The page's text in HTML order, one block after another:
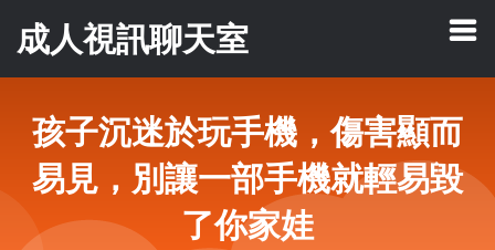
成人視訊聊天室
孩子沉迷於玩手機，傷害顯而
易見，別讓一部手機就輕易毀
了你家娃